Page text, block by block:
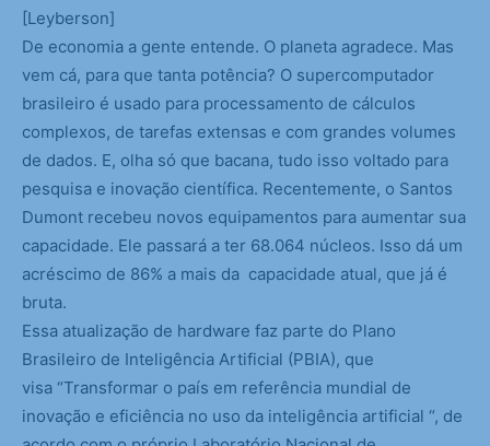
[Leyberson]
De economia a gente entende. O planeta agradece. Mas
vem cá, para que tanta potência? O supercomputador
brasileiro é usado para processamento de cálculos
complexos, de tarefas extensas e com grandes volumes
de dados. E, olha só que bacana, tudo isso voltado para
pesquisa e inovação científica. Recentemente, o Santos
Dumont recebeu novos equipamentos para aumentar sua
capacidade. Ele passará a ter 68.064 núcleos. Isso dá um
acréscimo de 86% a mais da capacidade atual, que já é
bruta.
Essa atualização de hardware faz parte do Plano
Brasileiro de Inteligência Artificial (PBIA), que
visa “Transformar o país em referência mundial de
inovação e eficiência no uso da inteligência artificial “, de